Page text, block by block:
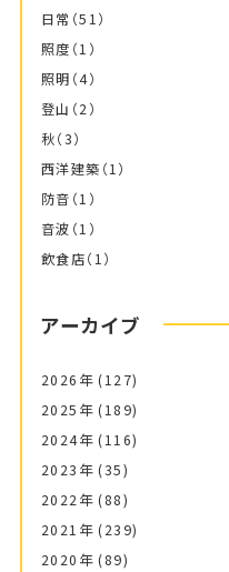
日常 （51）
照度 （1）
照明 （4）
登山 （2）
秋（3）
西洋建築 （1）
防音 （1）
音波 （1）
飲食店（1）
アーカイブ
2026年 (127)
2025年 (189)
2024年 (116)
2023年 (35)
2022年 (88)
2021年 (239)
2020年 (89)